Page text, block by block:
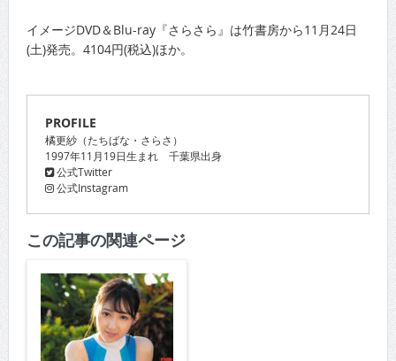
イメージDVD＆Blu-ray『さらさら』は竹書房から11月24日
(土)発売。4104円(税込)ほか。
PROFILE
橘更紗（たちばな・さらさ）
1997年11月19日生まれ 千葉県出身
公式Twitter
公式Instagram
この記事の関連ページ